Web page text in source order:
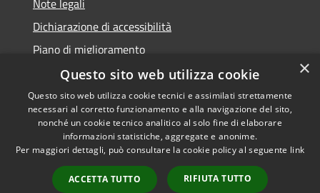
Note legali
Dichiarazione di accessibilità
Piano di miglioramento
Accessibility
Privacy
Copyright © 2026 • Town of •
Powered byMunicipium
Admin access
×
Questo sito web utilizza cookie
Questo sito web utilizza cookie tecnici e assimilati strettamente
necessari al corretto funzionamento e alla navigazione del sito,
nonché un cookie tecnico analitico al solo fine di elaborare
informazioni statistiche, aggregate e anonime.
Per maggiori dettagli, può consultare la cookie policy al seguente link
ACCETTA TUTTO RIFIUTA TUTTO